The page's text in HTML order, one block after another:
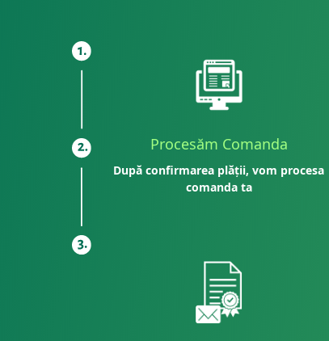
Procesăm Comanda
După confirmarea plății, vom procesa
comanda ta